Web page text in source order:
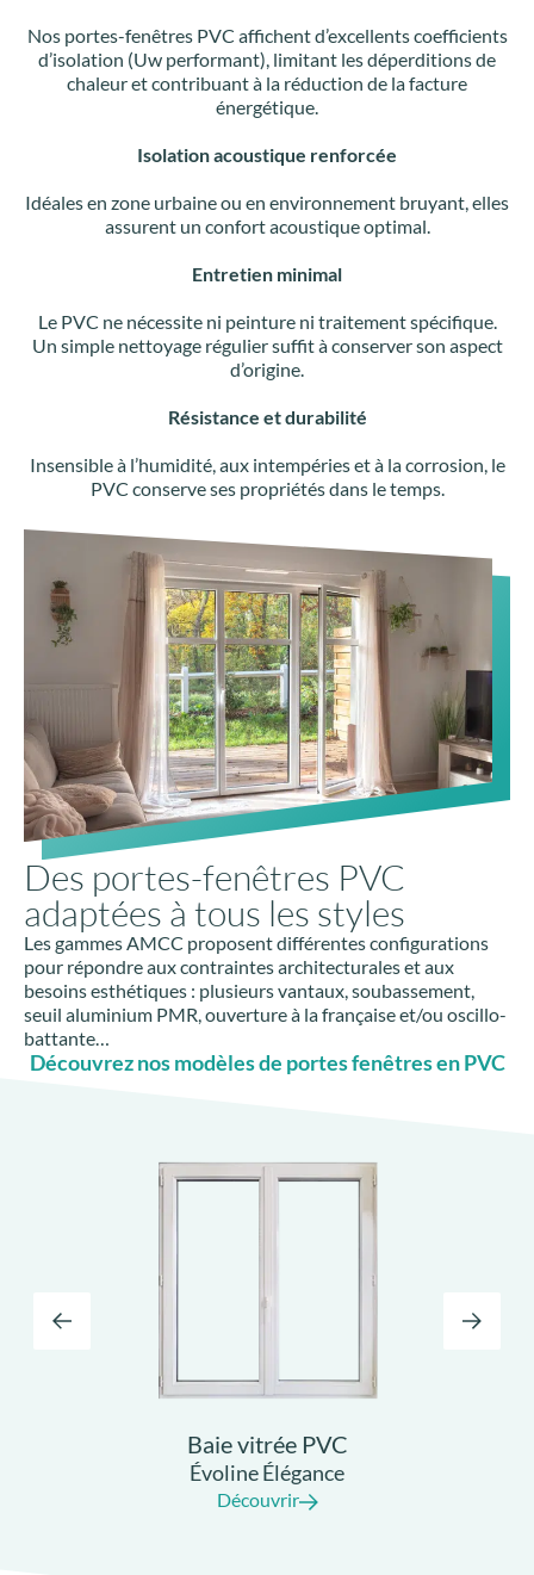
Nos portes-fenêtres PVC affichent d’excellents coefficients
d’isolation (Uw performant), limitant les déperditions de
chaleur et contribuant à la réduction de la facture
énergétique.
Isolation acoustique renforcée
Idéales en zone urbaine ou en environnement bruyant, elles
assurent un confort acoustique optimal.
Entretien minimal
Le PVC ne nécessite ni peinture ni traitement spécifique.
Un simple nettoyage régulier suffit à conserver son aspect
d’origine.
Résistance et durabilité
Insensible à l’humidité, aux intempéries et à la corrosion, le
PVC conserve ses propriétés dans le temps.
Des portes-fenêtres PVC
adaptées à tous les styles
Les gammes AMCC proposent différentes configurations
pour répondre aux contraintes architecturales et aux
besoins esthétiques : plusieurs vantaux, soubassement,
seuil aluminium PMR, ouverture à la française et/ou oscillo-
battante…
Découvrez nos modèles de portes fenêtres en PVC
Baie vitrée PVC
Évoline Élégance
Découvrir